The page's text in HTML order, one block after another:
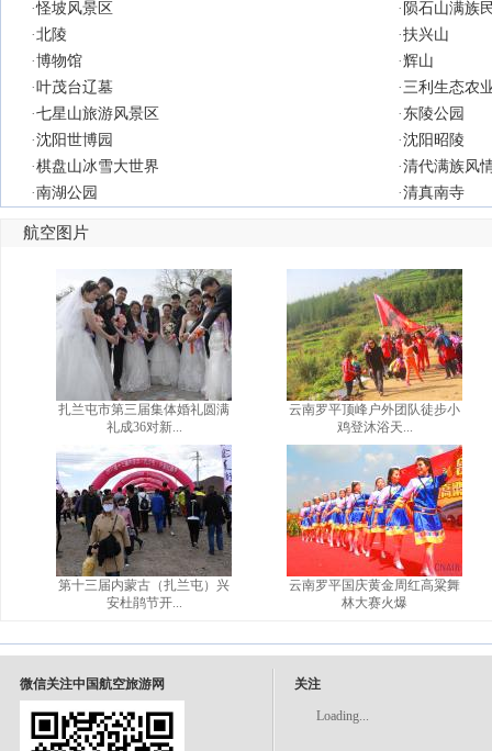
·怪坡风景区 · 陨石山满族
·北陵 ·扶兴山
·博物馆 ·辉山
·叶茂台辽墓 ·三利生态农
·七星山旅游风景区 · 东陵公园
·沈阳世博园 ·沈阳昭陵
·棋盘山冰雪大世界 ·清代满族风
·南湖公园 ·清真南寺
航空图片
扎兰屯市第三届集体婚礼圆满
礼成36对新...
第十三届内蒙古（扎兰屯）兴
安杜鹃节开...
云南罗平顶峰户外团队徒步小
鸡登沐浴天...
云南罗平国庆黄金周红高粱舞
林大赛火爆
微信关注中国航空旅游网 关注
Loading...